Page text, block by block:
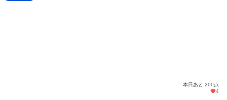
本日あと 200点
4